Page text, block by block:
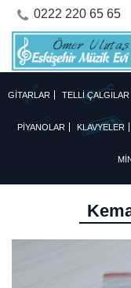
0222 220 65 65
GİTARLAR TELLİ ÇALGILAR
PİYANOLAR KLAVYELER